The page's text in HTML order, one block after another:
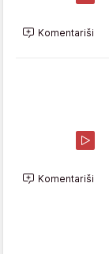
Komentariši
Komentariši